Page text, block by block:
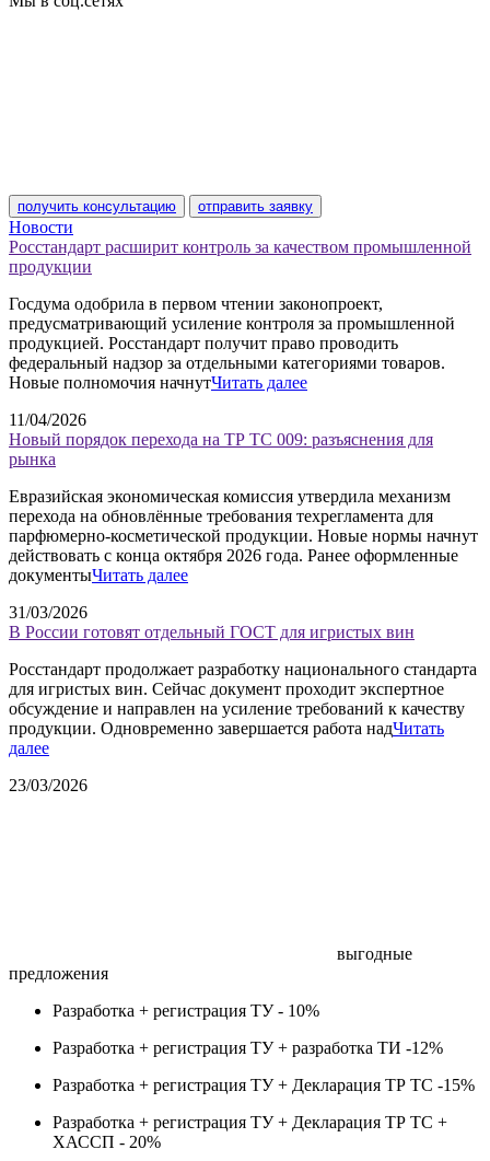
получить консультацию отправить заявку
Новости
Росстандарт расширит контроль за качеством промышленной
продукции
Госдума одобрила в первом чтении законопроект,
предусматривающий усиление контроля за промышленной
продукцией. Росстандарт получит право проводить
федеральный надзор за отдельными категориями товаров.
Новые полномочия начнутЧитать далее
11/04/2026
Новый порядок перехода на ТР ТС 009: разъяснения для
рынка
Евразийская экономическая комиссия утвердила механизм
перехода на обновлённые требования техрегламента для
парфюмерно-косметической продукции. Новые нормы начнут
действовать с конца октября 2026 года. Ранее оформленные
документыЧитать далее
31/03/2026
В России готовят отдельный ГОСТ для игристых вин
Росстандарт продолжает разработку национального стандарта
для игристых вин. Сейчас документ проходит экспертное
обсуждение и направлен на усиление требований к качеству
продукции. Одновременно завершается работа надЧитать
далее
23/03/2026
выгодные
предложения
Разработка + регистрация ТУ - 10%
Разработка + регистрация ТУ + разработка ТИ -12%
Разработка + регистрация ТУ + Декларация ТР ТС -15%
Разработка + регистрация ТУ + Декларация ТР ТС +
ХАССП - 20%